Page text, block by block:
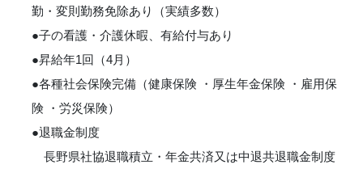
勤・変則勤務免除あり（実績多数）
●子の看護・介護休暇、有給付与あり
●昇給年1回（4月）
●各種社会保険完備（健康保険 ・厚生年金保険 ・雇用保
険 ・労災保険）
●退職金制度
長野県社協退職積立・年金共済又は中退共退職金制度